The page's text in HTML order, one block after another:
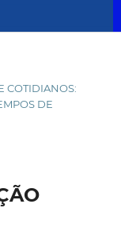
COTIDIANOS:
DE